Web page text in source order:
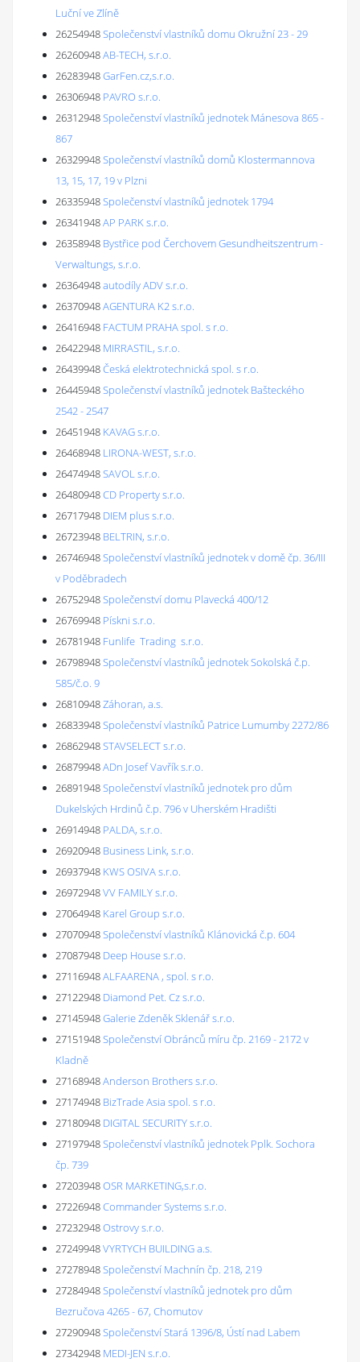
Luční ve Zlíně
26254948Společenství vlastníků domu Okružní 23 - 29
26260948AB-TECH, s.r.o.
26283948GarFen.cz,s.r.o.
26306948 PAVRO s.r.o.
26312948Společenství vlastníků jednotek Mánesova 865 -
867
26329948Společenství vlastníků domů Klostermannova
13, 15, 17, 19 v Plzni
26335948Společenství vlastníků jednotek 1794
26341948AP PARK s.r.o.
26358948 Bystřice pod Čerchovem Gesundheitszentrum -
Verwaltungs, s.r.o.
26364948autodíly ADV s.r.o.
26370948AGENTURA K2 s.r.o.
26416948 FACTUM PRAHA spol. s r.o.
26422948 MIRRASTIL, s.r.o.
26439948Česká elektrotechnická spol. s r.o.
26445948Společenství vlastníků jednotek Bašteckého
2542 - 2547
26451948 KAVAG s.r.o.
26468948 LIRONA-WEST, s.r.o.
26474948SAVOL s.r.o.
26480948CD Property s.r.o.
26717948 DIEM plus s.r.o.
26723948 BELTRIN, s.r.o.
26746948Společenství vlastníků jednotek v domě čp. 36/III
v Poděbradech
26752948Společenství domu Plavecká 400/12
26769948 Pískni s.r.o.
26781948 Funlife Trading s.r.o.
26798948Společenství vlastníků jednotek Sokolská č.p.
585/č.o. 9
26810948Záhoran, a.s.
26833948Společenství vlastníků Patrice Lumumby 2272/86
26862948STAVSELECT s.r.o.
26879948ADn Josef Vavřík s.r.o.
26891948Společenství vlastníků jednotek pro dům
Dukelských Hrdinů č.p. 796 v Uherském Hradišti
26914948 PALDA, s.r.o.
26920948 Business Link, s.r.o.
26937948 KWS OSIVA s.r.o.
26972948VV FAMILY s.r.o.
27064948 Karel Group s.r.o.
27070948Společenství vlastníků Klánovická č.p. 604
27087948 Deep House s.r.o.
27116948ALFAARENA , spol. s r.o.
27122948 Diamond Pet. Cz s.r.o.
27145948Galerie Zdeněk Sklenář s.r.o.
27151948Společenství Obránců míru čp. 2169 - 2172 v
Kladně
27168948Anderson Brothers s.r.o.
27174948 BizTrade Asia spol. s r.o.
27180948 DIGITAL SECURITY s.r.o.
27197948Společenství vlastníků jednotek Pplk. Sochora
čp. 739
27203948OSR MARKETING,s.r.o.
27226948Commander Systems s.r.o.
27232948Ostrovy s.r.o.
27249948VYRTYCH BUILDING a.s.
27278948Společenství Machnín čp. 218, 219
27284948Společenství vlastníků jednotek pro dům
Bezručova 4265 - 67, Chomutov
27290948Společenství Stará 1396/8, Ústí nad Labem
27342948 MEDI-JEN s.r.o.